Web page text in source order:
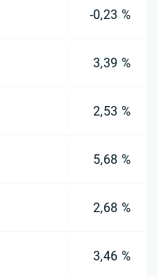
-0,23 %
3,39 %
2,53 %
5,68 %
2,68 %
3,46 %